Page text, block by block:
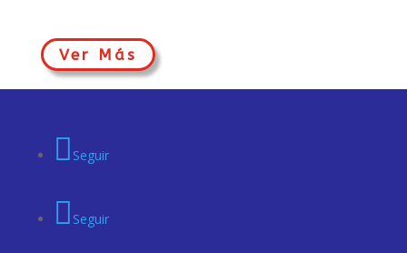
Ver Más
Seguir
Seguir